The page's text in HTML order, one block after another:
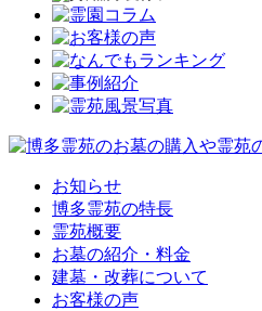
お知らせ
博多霊苑の特長
霊苑概要
お墓の紹介・料金
建墓・改葬について
お客様の声